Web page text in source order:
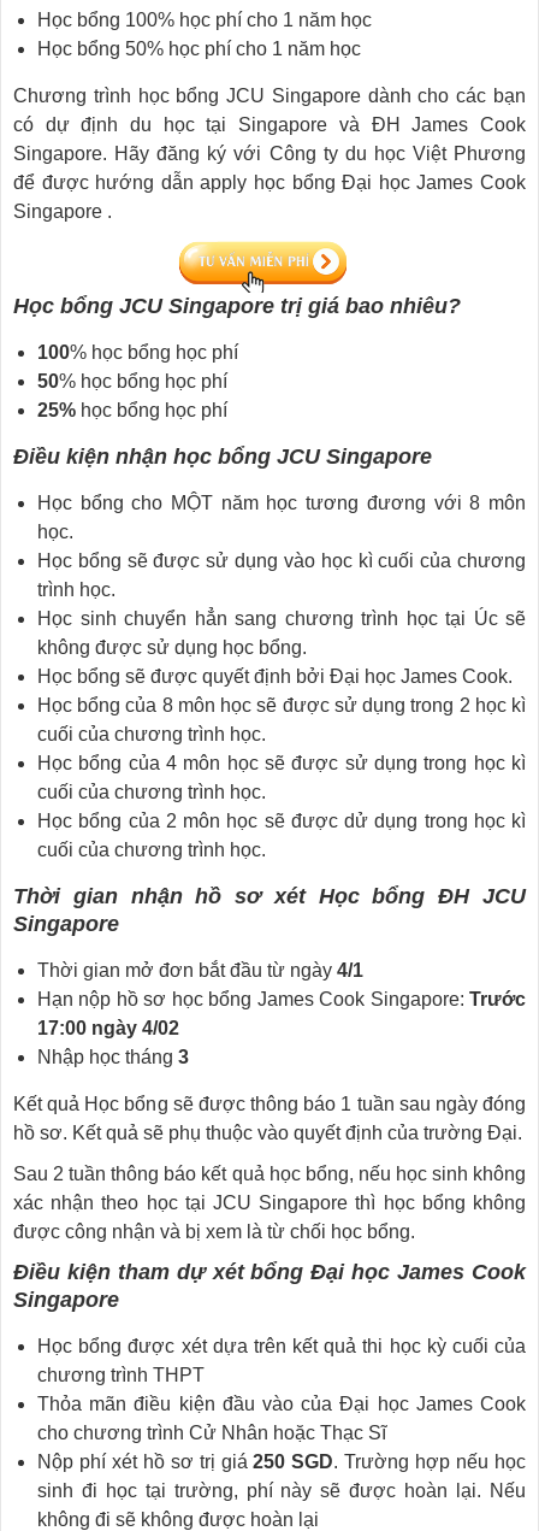
Học bổng 100% học phí cho 1 năm học
Học bổng 50% học phí cho 1 năm học
Chương trình học bổng JCU Singapore dành cho các bạn
có dự định du học tại Singapore và ĐH James Cook
Singapore. Hãy đăng ký với Công ty du học Việt Phương
để được hướng dẫn apply học bổng Đại học James Cook
Singapore .
Học bổng JCU Singapore trị giá bao nhiêu?
100% học bổng học phí
50% học bổng học phí
25% học bổng học phí
Điều kiện nhận học bổng JCU Singapore
Học bổng cho MỘT năm học tương đương với 8 môn
học.
Học bổng sẽ được sử dụng vào học kì cuối của chương
trình học.
Học sinh chuyển hẳn sang chương trình học tại Úc sẽ
không được sử dụng học bổng.
Học bổng sẽ được quyết định bởi Đại học James Cook.
Học bổng của 8 môn học sẽ được sử dụng trong 2 học kì
cuối của chương trình học.
Học bổng của 4 môn học sẽ được sử dụng trong học kì
cuối của chương trình học.
Học bổng của 2 môn học sẽ được dử dụng trong học kì
cuối của chương trình học.
Thời gian nhận hồ sơ xét Học bổng ĐH JCU
Singapore
Thời gian mở đơn bắt đầu từ ngày 4/1
Hạn nộp hồ sơ học bổng James Cook Singapore: Trước
17:00 ngày 4/02
Nhập học tháng 3
Kết quả Học bổng sẽ được thông báo 1 tuần sau ngày đóng
hồ sơ. Kết quả sẽ phụ thuộc vào quyết định của trường Đại.
Sau 2 tuần thông báo kết quả học bổng, nếu học sinh không
xác nhận theo học tại JCU Singapore thì học bổng không
được công nhận và bị xem là từ chối học bổng.
Điều kiện tham dự xét bổng Đại học James Cook
Singapore
Học bổng được xét dựa trên kết quả thi học kỳ cuối của
chương trình THPT
Thỏa mãn điều kiện đầu vào của Đại học James Cook
cho chương trình Cử Nhân hoặc Thạc Sĩ
Nộp phí xét hồ sơ trị giá 250 SGD. Trường hợp nếu học
sinh đi học tại trường, phí này sẽ được hoàn lại. Nếu
không đi sẽ không được hoàn lại